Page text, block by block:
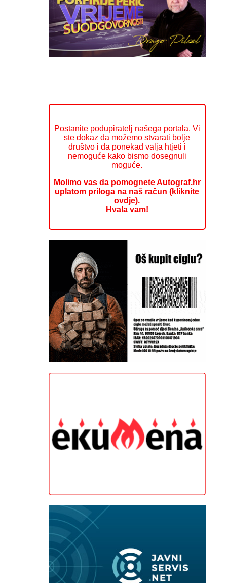
Postanite podupiratelj našega portala. Vi
ste dokaz da možemo stvarati bolje
društvo i da ponekad valja htjeti i
nemoguće kako bismo dosegnuli
moguće.
Molimo vas da pomognete Autograf.hr
uplatom priloga na naš račun (kliknite
ovdje).
Hvala vam!